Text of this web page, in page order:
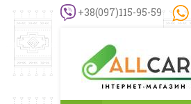
+38(097)115-95-59